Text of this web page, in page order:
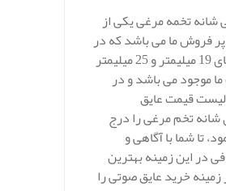
شانه تخمه مرغی یکی از
فروش ما می باشد که در
ضخامت های 19 میلیمتر و 25 میلیمتر
موجود می باشد و در
قیمت عایق
شانه تخم مرغی را درج
تا شما با آگاهی و
در این زمینه بهترین
خرید عایق صوتی را